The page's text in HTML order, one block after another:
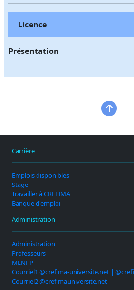
Licence
Présentation
Carrière
Emplois disponibles
Stage
Travailler à CREFIMA
Banque d'emploi
Administration
Administration
Professeurs
MENFP
Courriel1 @crefima-universite.net |
Courriel2 @crefimauniversite.net